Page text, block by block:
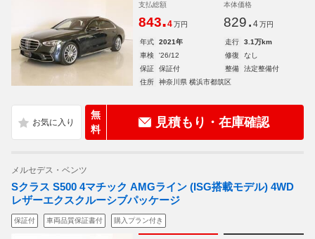
支払総額
843.4 万円
本体価格
829. 4 万円
年式 2021年 走行
3.1万km
車検
'26/12 修復
なし
保証
保証付 整備
法定整備付
住所
神奈川県 横浜市都筑区
無
料
見積もり・在庫確認
メルセデス・ベンツ
Sクラス S500 4マチック AMGライン (ISG搭載モデル) 4WD
レザーエクスクルーシブパッケージ
保証付 車両品質保証書付 購入プラン付き